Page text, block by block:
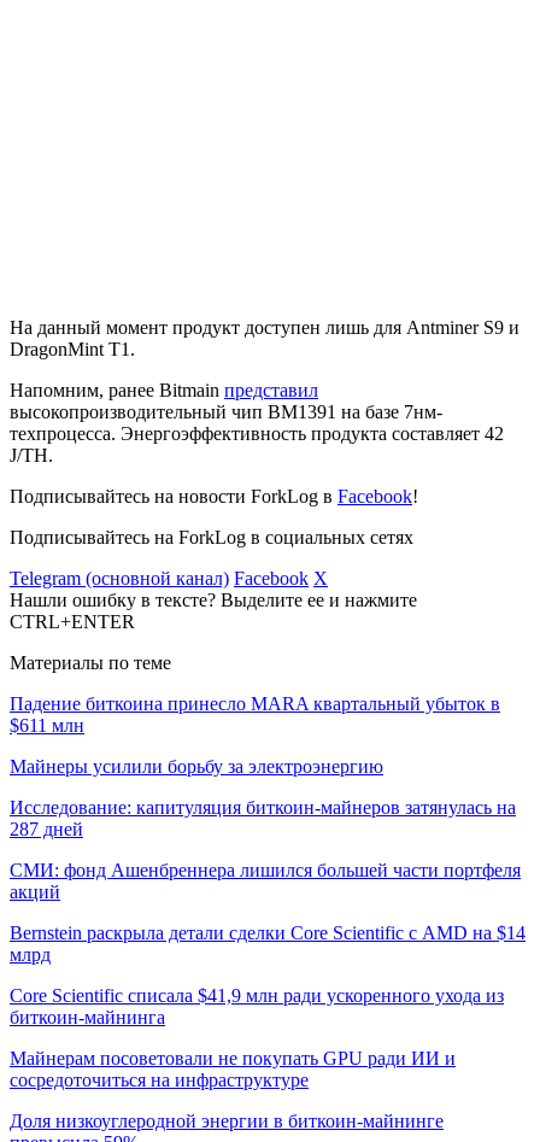
На данный момент продукт доступен лишь для Antminer S9 и
DragonMint T1.
Напомним, ранее Bitmain представил
высокопроизводительный чип BM1391 на базе 7нм-
техпроцесса. Энергоэффективность продукта составляет 42
J/TH.
Подписывайтесь на новости ForkLog в Facebook!
Подписывайтесь на ForkLog в социальных сетях
Telegram (основной канал) Facebook X
Нашли ошибку в тексте? Выделите ее и нажмите
CTRL+ENTER
Материалы по теме
Падение биткоина принесло MARA квартальный убыток в
$611 млн
Майнеры усилили борьбу за электроэнергию
Исследование: капитуляция биткоин-майнеров затянулась на
287 дней
СМИ: фонд Ашенбреннера лишился большей части портфеля
акций
Bernstein раскрыла детали сделки Core Scientific с AMD на $14
млрд
Core Scientific списала $41,9 млн ради ускоренного ухода из
биткоин-майнинга
Майнерам посоветовали не покупать GPU ради ИИ и
сосредоточиться на инфраструктуре
Доля низкоуглеродной энергии в биткоин-майнинге